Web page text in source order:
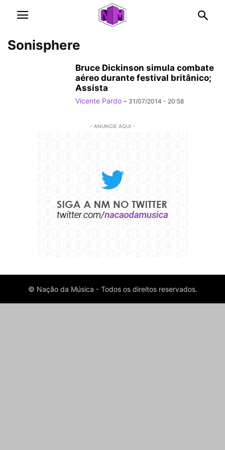
Sonisphere
Bruce Dickinson simula combate
aéreo durante festival britânico;
Assista
Vicente Pardo - 31/07/2014 - 20:58
- ANUNCIE AQUI -
© Nação da Música - Todos os direitos reservados.